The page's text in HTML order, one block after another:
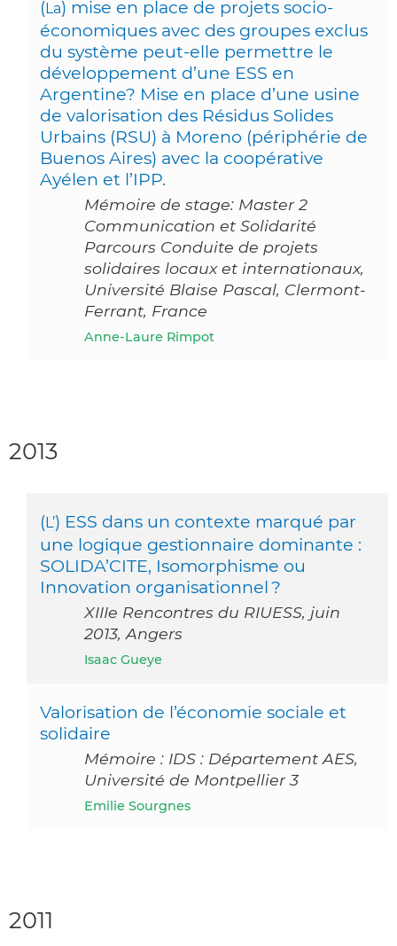
(La) mise en place de projets socio-
économiques avec des groupes exclus
du système peut-elle permettre le
développement d’une ESS en
Argentine? Mise en place d’une usine
de valorisation des Résidus Solides
Urbains (RSU) à Moreno (périphérie de
Buenos Aires) avec la coopérative
Ayélen et l’IPP.
Mémoire de stage: Master 2
Communication et Solidarité
Parcours Conduite de projets
solidaires locaux et internationaux,
Université Blaise Pascal, Clermont-
Ferrant, France
Anne-Laure Rimpot
2013
(L’) ESS dans un contexte marqué par
une logique gestionnaire dominante :
SOLIDA’CITE, Isomorphisme ou
Innovation organisationnel ?
XIIIe Rencontres du RIUESS, juin
2013, Angers
Isaac Gueye
Valorisation de l’économie sociale et
solidaire
Mémoire : IDS : Département AES,
Université de Montpellier 3
Emilie Sourgnes
2011